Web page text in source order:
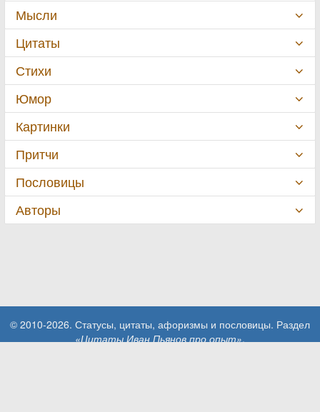
Мысли
Цитаты
Стихи
Юмор
Картинки
Притчи
Пословицы
Авторы
© 2010-2026. Статусы, цитаты, афоризмы и пословицы. Раздел
«Цитаты Иван Пьянов про опыт».